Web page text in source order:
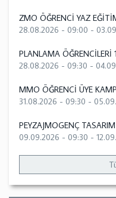
ZMO ÖĞRENCİ YAZ
28.08.2026 - 09:00 -
PLANLAMA
28.08.2026 - 09:30 -
MMO ÖĞRENCİ ÜYE
31.08.2026 - 09:30 -
PEYZAJMOGENÇ
09.09.2026 - 09:30 -